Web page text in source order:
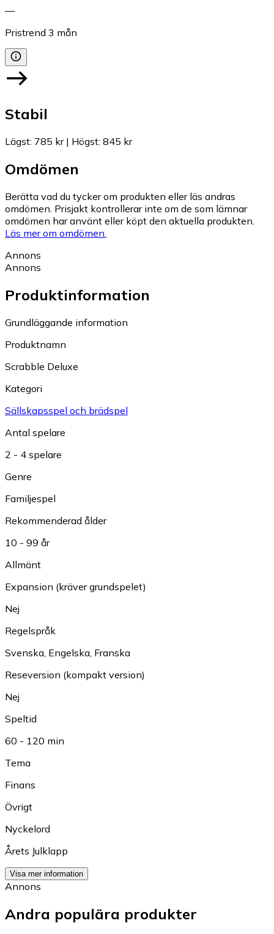
—
Pristrend 3 mån
Stabil
Lägst: 785 kr| Högst: 845 kr
Omdömen
Berätta vad du tycker om produkten eller läs andras
omdömen. Prisjakt kontrollerar inte om de som lämnar
omdömen har använt eller köpt den aktuella produkten.
Läs mer om omdömen.
Annons
Annons
Produktinformation
Grundläggande information
Produktnamn
Scrabble Deluxe
Kategori
Sällskapsspel och brädspel
Antal spelare
2 - 4 spelare
Genre
Familjespel
Rekommenderad ålder
10 - 99 år
Allmänt
Expansion (kräver grundspelet)
Nej
Regelspråk
Svenska Engelska Franska
Reseversion (kompakt version)
Nej
Speltid
60 - 120 min
Tema
Finans
Övrigt
Nyckelord
Årets Julklapp
Visa mer information
Annons
Andra populära produkter